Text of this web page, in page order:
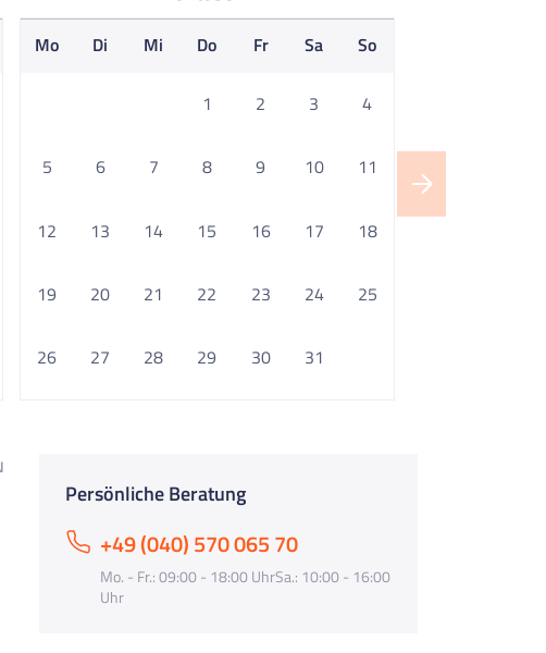
Mo Di Mi Do Fr Sa So
1 2 3 4
5 6 7 8 9 10 11
12 13 14 15 16 17 18
19 20 21 22 23 24 25
26 27 28 29 30 31
Persönliche Beratung
+49 (040) 570 065 70
Mo. - Fr.: 09:00 - 18:00 UhrSa.: 10:00 - 16:00
Uhr